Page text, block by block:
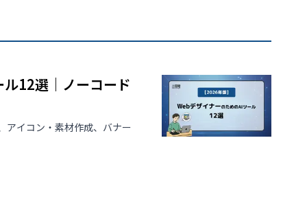
12選｜ノーコード
アイコン・素材作成、バナー